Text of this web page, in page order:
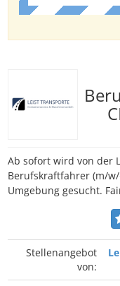
Ab sofort wird von der
Berufskraftfahrer (m/
Umgebung gesucht.
Stellenangebot
von: